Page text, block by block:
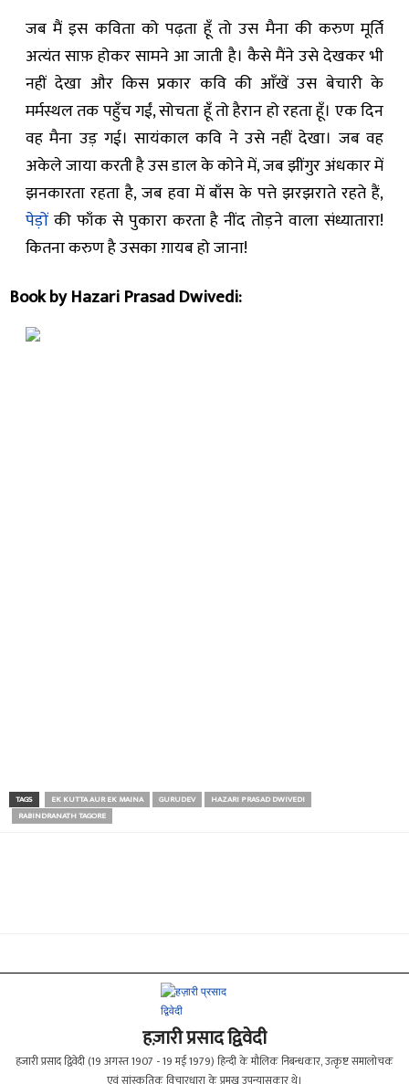
जब मैं इस कविता को पढ़ता हूँ तो उस मैना की करुण मूर्ति
अत्यंत साफ़ होकर सामने आ जाती है। कैसे मैंने उसे देखकर भी
नहीं देखा और किस प्रकार कवि की आँखें उस बेचारी के
मर्मस्थल तक पहुँच गईं, सोचता हूँ तो हैरान हो रहता हूँ। एक दिन
वह मैना उड़ गई। सायंकाल कवि ने उसे नहीं देखा। जब वह
अकेले जाया करती है उस डाल के कोने में, जब झींगुर अंधकार में
झनकारता रहता है, जब हवा में बाँस के पत्ते झरझराते रहते हैं,
पेड़ों की फाँक से पुकारा करता है नींद तोड़ने वाला संध्यातारा!
कितना करुण है उसका ग़ायब हो जाना!
Book by Hazari Prasad Dwivedi:
TAGS EK KUTTA AUR EK MAINA GURUDEV
HAZARI PRASAD DWIVEDI
RABINDRANATH TAGORE
हज़ारी प्रसाद द्विवेदी
हजारी प्रसाद द्विवेदी (19 अगस्त 1907 - 19 मई 1979) हिन्दी के मौलिक निबन्धकार, उत्कृष्ट समालोचक
एवं सांस्कृतिक विचारधारा के प्रमुख उपन्यासकार थे।